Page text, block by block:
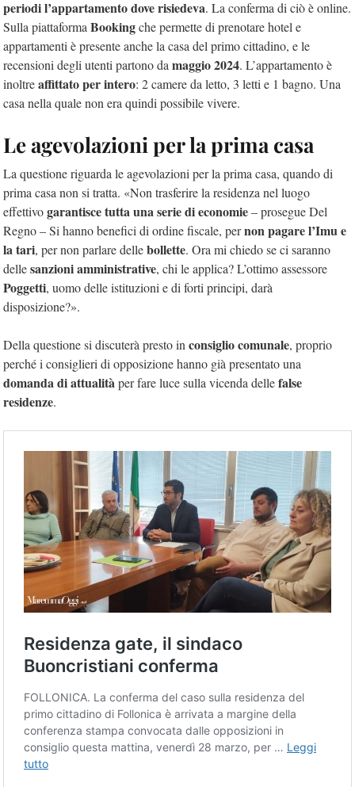
periodi l’appartamento dove risiedeva. La conferma di ciò è online.
Sulla piattaforma Bookingche permette di prenotare hotel e
appartamenti è presente anche la casa del primo cittadino, e le
recensioni degli utenti partono da maggio 2024. L’appartamento è
inoltreaffittato per intero: 2 camere da letto, 3 letti e 1 bagno. Una
casa nella quale non era quindi possibile vivere.
Le agevolazioni per la prima casa
La questione riguarda le agevolazioni per la prima casa, quando di
prima casa non si tratta. «Non trasferire la residenza nel luogo
effettivogarantisce tutta una serie di economie– prosegue Del
Regno – Si hanno benefici di ordine fiscale, pernon pagare l’Imu e
la tari, per non parlare dellebollette. Ora mi chiedo se ci saranno
dellesanzioni amministrative, chi le applica? L’ottimo assessore
Poggetti, uomo delle istituzioni e di forti principi, darà
disposizione?».
Della questione si discuterà presto in consiglio comunale, proprio
perché i consiglieri di opposizione hanno già presentato una
domanda di attualitàper fare luce sulla vicenda dellefalse
residenze.